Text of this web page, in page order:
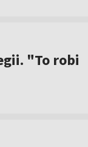
"To robi